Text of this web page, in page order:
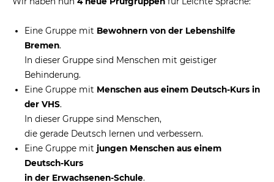
Eine Gruppe mit Bewohnern von der Lebenshilfe
Bremen.
In dieser Gruppe sind Menschen mit geistiger
Behinderung.
Eine Gruppe mit Menschen aus einem Deutsch-Kurs in
der VHS.
In dieser Gruppe sind Menschen,
die gerade Deutsch lernen und verbessern.
Eine Gruppe mit jungen Menschen aus einem
Deutsch-Kurs
in der Erwachsenen-Schule.